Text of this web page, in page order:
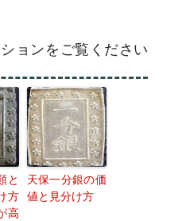
ョンをご覧ください
と
方
高
天保一分銀の価
値と見分け方